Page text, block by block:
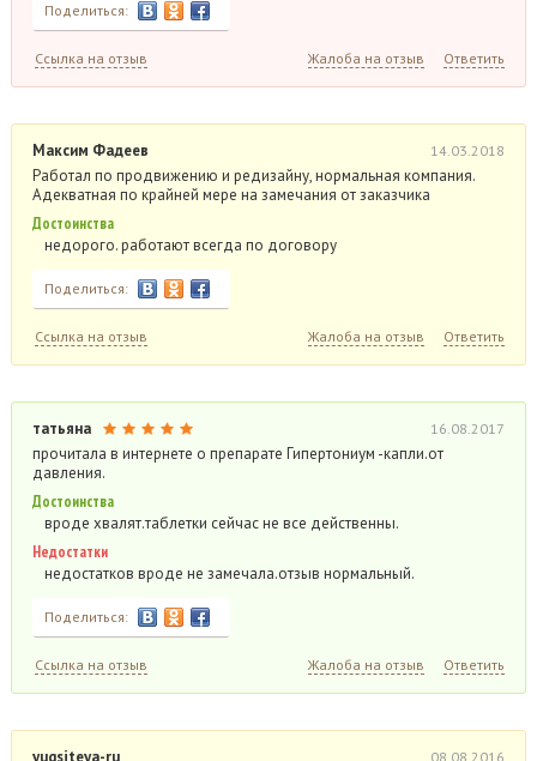
Поделиться:
Ссылка на отзыв Жалоба на отзыв Ответить
Максим Фадеев 14.03.2018
Работал по продвижению и редизайну, нормальная компания.
Адекватная по крайней мере на замечания от заказчика
Достоинства
недорого. работают всегда по договору
Поделиться:
Ссылка на отзыв Жалоба на отзыв Ответить
татьяна 16.08.2017
прочитала в интернете о препарате Гипертониум -капли.от
давления.
Достоинства
вроде хвалят.таблетки сейчас не все действенны.
Недостатки
недостатков вроде не замечала.отзыв нормальный.
Поделиться:
Ссылка на отзыв Жалоба на отзыв Ответить
yugsiteya-ru 08.08.2016